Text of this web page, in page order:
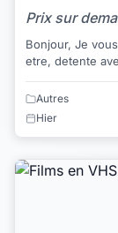
Prix sur
Bonjour, Je vous propose un bon massage relaxant, bien-
etre, detente avec huile Les
Autres
Hier